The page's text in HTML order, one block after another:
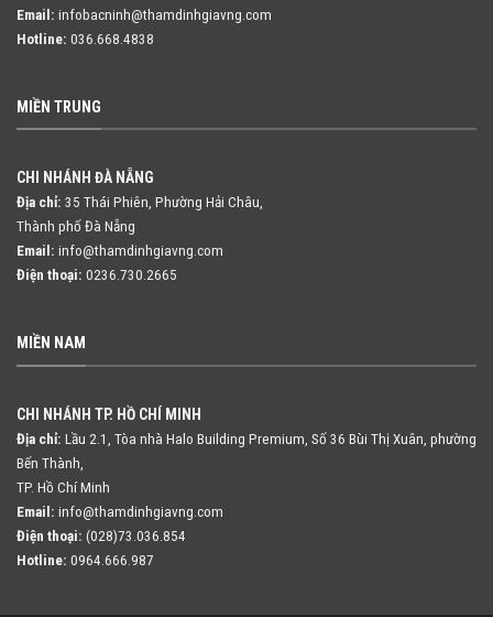
Email: infobacninh@thamdinhgiavng.com
Hotline: 036.668.4838
MIỀN TRUNG
CHI NHÁNH ĐÀ NẴNG
Địa chỉ: 35 Thái Phiên, Phường Hải Châu,
Thành phố Đà Nẵng
Email: info@thamdinhgiavng.com
Điện thoại: 0236.730.2665
MIỀN NAM
CHI NHÁNH TP. HỒ CHÍ MINH
Địa chỉ: Lầu 2.1, Tòa nhà Halo Building Premium, Số 36 Bùi Thị Xuân, phường
Bến Thành,
TP. Hồ Chí Minh
Email: info@thamdinhgiavng.com
Điện thoại: (028)73.036.854
Hotline: 0964.666.987